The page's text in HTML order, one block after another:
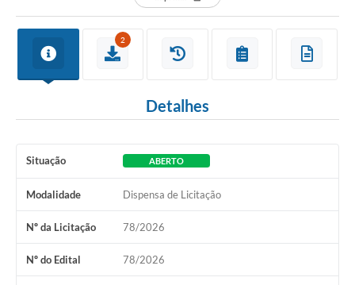
2
Detalhes
Situação ABERTO
Modalidade Dispensa de Licitação
Nº da Licitação 78/2026
Nº do Edital 78/2026